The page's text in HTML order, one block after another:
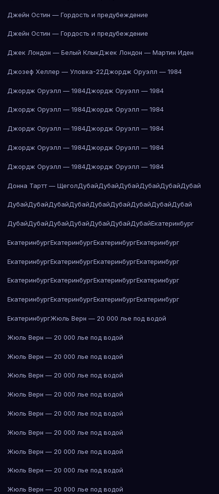
Джейн Остин — Гордость и предубеждение
Джейн Остин — Гордость и предубеждение
Джек Лондон — Белый КлыкДжек Лондон — Мартин Иден
Джозеф Хеллер — Уловка-22Джордж Оруэлл — 1984
Джордж Оруэлл — 1984Джордж Оруэлл — 1984
Джордж Оруэлл — 1984Джордж Оруэлл — 1984
Джордж Оруэлл — 1984Джордж Оруэлл — 1984
Джордж Оруэлл — 1984Джордж Оруэлл — 1984
Джордж Оруэлл — 1984Джордж Оруэлл — 1984
Донна Тартт — ЩеголДубайДубайДубайДубайДубайДубай
ДубайДубайДубайДубайДубайДубайДубайДубайДубай
ДубайДубайДубайДубайДубайДубайДубайЕкатеринбург
ЕкатеринбургЕкатеринбургЕкатеринбургЕкатеринбург
ЕкатеринбургЕкатеринбургЕкатеринбургЕкатеринбург
ЕкатеринбургЕкатеринбургЕкатеринбургЕкатеринбург
ЕкатеринбургЕкатеринбургЕкатеринбургЕкатеринбург
ЕкатеринбургЖюль Верн — 20 000 лье под водой
Жюль Верн — 20 000 лье под водой
Жюль Верн — 20 000 лье под водой
Жюль Верн — 20 000 лье под водой
Жюль Верн — 20 000 лье под водой
Жюль Верн — 20 000 лье под водой
Жюль Верн — 20 000 лье под водой
Жюль Верн — 20 000 лье под водой
Жюль Верн — 20 000 лье под водой
Жюль Верн — 20 000 лье под водой